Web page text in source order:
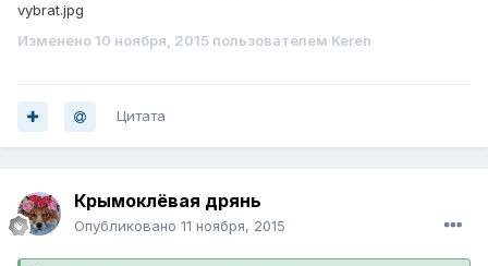
vybrat.jpg
Изменено 10 ноября, 2015 пользователем Keren
Цитата
Крымоклёвая дрянь
Опубликовано 11 ноября, 2015